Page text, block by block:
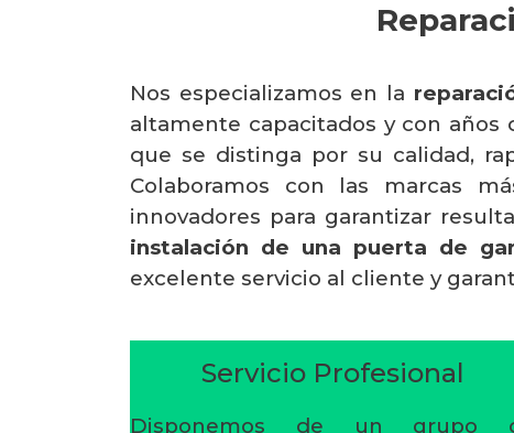
Nos especializamos en la
altamente capacitados y con
que se distinga por su calidad,
Colaboramos con las marcas
innovadores para garantizar
instalación de una puerta de
excelente servicio al cliente y
Servicio Profesional
Disponemos de un grupo